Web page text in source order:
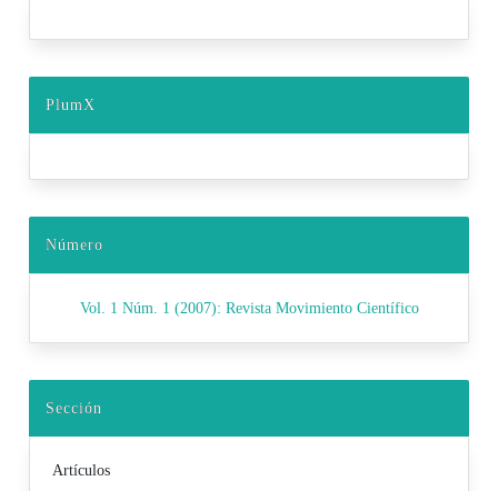
PlumX
Número
Vol. 1 Núm. 1 (2007): Revista Movimiento Científico
Sección
Artículos